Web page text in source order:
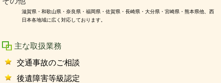
滋賀県・和歌山県・奈良県・福岡県・佐賀県・長崎県・大分県・宮崎県・熊本県他、西
日本各地域に広く対応しております。
主な取扱業務
交通事故のご相談
後遺障害等級認定